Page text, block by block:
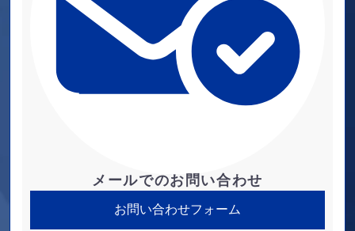
メールでのお問い合わせ
お問い合わせフォーム